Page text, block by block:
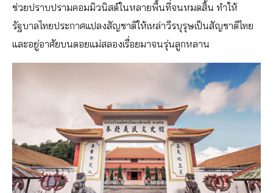
ช่วยปราบปรามคอมมิวนิสต์ในหลายพื้นที่จนหมดสิ้น ทำให้
รัฐบาลไทยประกาศแปลงสัญชาติให้เหล่าวีรบุรุษเป็นสัญชาติไทย
และอยู่อาศัยบนดอยแม่สลองเรื่อยมาจนรุ่นลูกหลาน